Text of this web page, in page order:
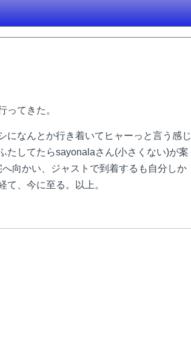
ってきた。
になんとか行き着いてヒャーっと言う感じ
たしてたらsayonalaさん(小さくない)が案
向かい、ジャストで到着するも自分しか
、今に至る。以上。